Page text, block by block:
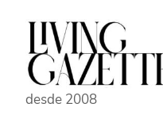
Pular
conteúdo
desde 2008